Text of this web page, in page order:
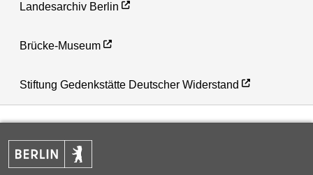
Landesarchiv Berlin
Brücke-Museum
Stiftung Gedenkstätte Deutscher Widerstand